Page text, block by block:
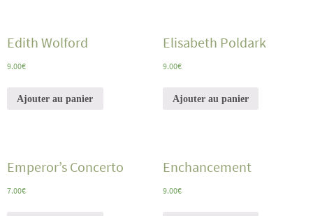
Edith Wolford
9.00€
Ajouter au panier
Elisabeth Poldark
9.00€
Ajouter au panier
Emperor’s Concerto
7.00€
Enchancement
9.00€